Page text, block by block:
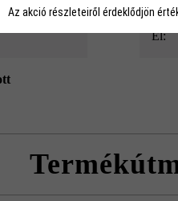
él:
Az akció részleteiről érdeklődjön